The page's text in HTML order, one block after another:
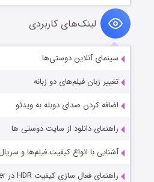
لینک‌های کاربردی
سینمای آنلاین دوستی‌ها
تغییر زبان فیلم‌های دو زبانه
اضافه کردن صدای دوبله به ویدئو
راهنمای دانلود از سایت دوستی ها
آشنایی با انواع کیفیت فیلم‌ها و
راهنمای فعال سازی کیفیت HDR در PotPlayer